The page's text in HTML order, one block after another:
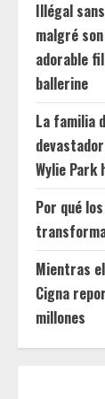
Illégal
malgré
adorable
ballerine
La familia
Wylie Park
Por qué
Mientras
Cigna
millones